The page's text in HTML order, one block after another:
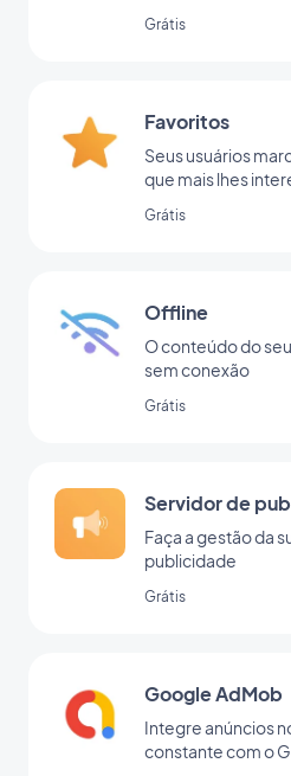
Grátis
Favoritos
Seus usuários
que mais lhes
Grátis
Offline
O conteúdo do
sem conexão
Grátis
Servidor de
Faça a gestão da
publicidade
Grátis
Google AdMob
Integre anúncios
constante com o